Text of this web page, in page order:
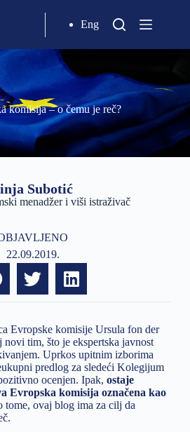
Eng
komisija – o čemu je reč?
Subotić
menadžer i viši istraživač
22.09.2019.
Evropske komisije Ursula fon der
tim, što je ekspertska javnost
Uprkos upitnim izborima
predlog za sledeći Kolegijum
ocenjen. Ipak, ostaje
Evropska komisija označena kao
tome, ovaj blog ima za cilj da